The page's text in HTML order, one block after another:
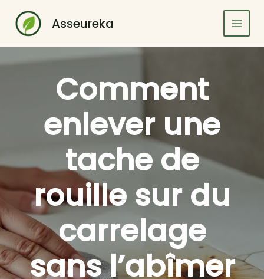
contenu
Asseureka
Comment
enlever une
tache de
rouille sur du
carrelage
sans l’abîmer